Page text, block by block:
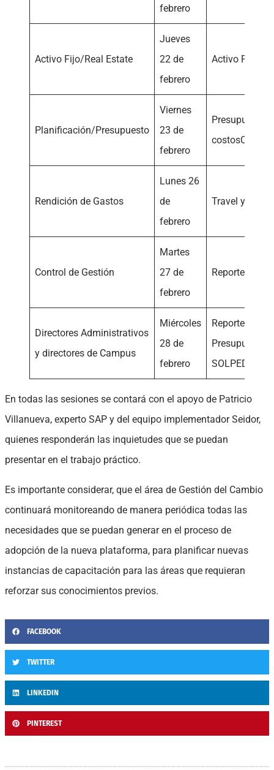
febrero
Activo Fijo/Real Estate
Jueves
22 de
febrero
Activo
Planificación/Presupuesto
Viernes
23 de
febrero
Presupuesto/
costosCapex
Rendición de Gastos
Lunes 26
de
febrero
Travel y
Control de Gestión
Martes
27 de
febrero
Reportería BI
Directores Administrativos
y directores de Campus
Miércoles
28 de
febrero
Reportería
SOLPED
En todas las sesiones se contará con el apoyo de Patricio
Villanueva, experto SAP y del equipo implementador Seidor,
quienes responderán las inquietudes que se puedan
presentar en el trabajo práctico.
Es importante considerar, que el área de Gestión del Cambio
continuará monitoreando de manera periódica todas las
necesidades que se puedan generar en el proceso de
adopción de la nueva plataforma, para planificar nuevas
instancias de capacitación para las áreas que requieran
reforzar sus conocimientos previos.
FACEBOOK
TWITTER
LINKEDIN
PINTEREST